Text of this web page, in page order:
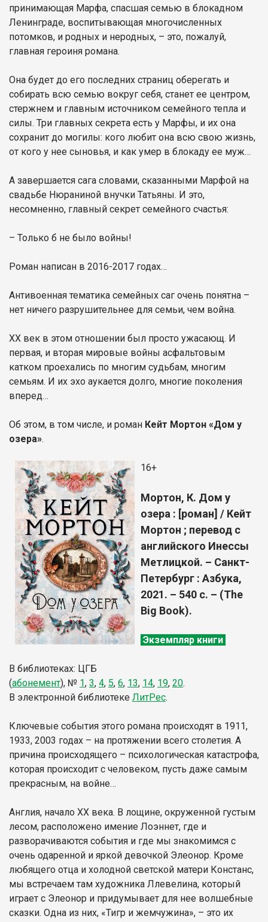
принимающая Марфа, спасшая семью в блокадном
Ленинграде, воспитывающая многочисленных
потомков, и родных и неродных, – это, пожалуй,
главная героиня романа.
Она будет до его последних страниц оберегать и
собирать всю семью вокруг себя, станет ее центром,
стержнем и главным источником семейного тепла и
силы. Три главных секрета есть у Марфы, и их она
сохранит до могилы: кого любит она всю свою жизнь,
от кого у нее сыновья, и как умер в блокаду ее муж…
А завершается сага словами, сказанными Марфой на
свадьбе Нюраниной внучки Татьяны. И это,
несомненно, главный секрет семейного счастья:
– Только б не было войны!
Роман написан в 2016-2017 годах…
Антивоенная тематика семейных саг очень понятна –
нет ничего разрушительнее для семьи, чем война.
ХХ век в этом отношении был просто ужасающ. И
первая, и вторая мировые войны асфальтовым
катком проехались по многим судьбам, многим
семьям. И их эхо аукается долго, многие поколения
вперед…
Об этом, в том числе, и роман Кейт Мортон «Дом у
озера».
16+
Мортон, К. Дом у
озера : [роман] / Кейт
Мортон ; перевод с
английского Инессы
Метлицкой. – Санкт-
Петербург : Азбука,
2021. – 540 с. – (The
Big Book).
Экземпляр книги
В библиотеках: ЦГБ
(абонемент), № 1, 3, 4, 5, 6, 13, 14, 19, 20.
В электронной библиотеке ЛитРес.
Ключевые события этого романа происходят в 1911,
1933, 2003 годах – на протяжении всего столетия. А
причина происходящего – психологическая катастрофа,
которая происходит с человеком, пусть даже самым
прекрасным, на войне…
Англия, начало ХХ века. В лощине, окруженной густым
лесом, расположено имение Лоэннет, где и
разворачиваются события и где мы знакомимся с
очень одаренной и яркой девочкой Элеонор. Кроме
любящего отца и холодной светской матери Констанс,
мы встречаем там художника Ллевелина, который
играет с Элеонор и придумывает для нее волшебные
сказки. Одна из них, «Тигр и жемчужина», – это их